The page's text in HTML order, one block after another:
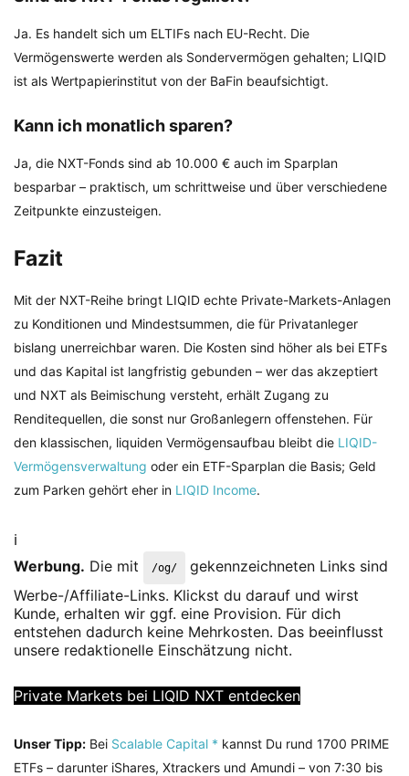
Ja. Es handelt sich um ELTIFs nach EU-Recht. Die
Vermögenswerte werden als Sondervermögen gehalten; LIQID
ist als Wertpapierinstitut von der BaFin beaufsichtigt.
Kann ich monatlich sparen?
Ja, die NXT-Fonds sind ab 10.000 € auch im Sparplan
besparbar – praktisch, um schrittweise und über verschiedene
Zeitpunkte einzusteigen.
Fazit
Mit der NXT-Reihe bringt LIQID echte Private-Markets-Anlagen
zu Konditionen und Mindestsummen, die für Privatanleger
bislang unerreichbar waren. Die Kosten sind höher als bei ETFs
und das Kapital ist langfristig gebunden – wer das akzeptiert
und NXT als Beimischung versteht, erhält Zugang zu
Renditequellen, die sonst nur Großanlegern offenstehen. Für
den klassischen, liquiden Vermögensaufbau bleibt die LIQID-
Vermögensverwaltung oder ein ETF-Sparplan die Basis; Geld
zum Parken gehört eher in LIQID Income.
ℹ️
Werbung. Die mit /og/
gekennzeichneten Links sind
Werbe-/Affiliate-Links. Klickst du darauf und wirst
Kunde, erhalten wir ggf. eine Provision. Für dich
entstehen dadurch keine Mehrkosten. Das beeinflusst
unsere redaktionelle Einschätzung nicht.
Private Markets bei LIQID NXT entdecken
Unser Tipp: Bei Scalable Capital * kannst Du rund 1700 PRIME
ETFs – darunter iShares, Xtrackers und Amundi – von 7:30 bis